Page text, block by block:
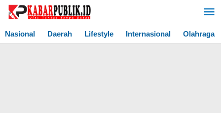
Lewati
Nasional
Daerah Lifestyle Internasional Olahraga